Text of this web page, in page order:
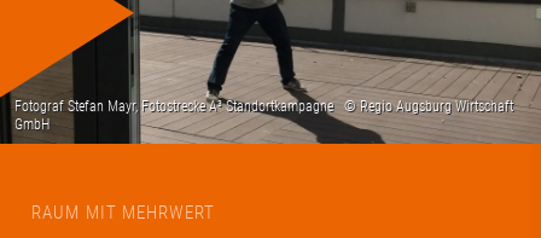
RAUM MIT MEHRWERT